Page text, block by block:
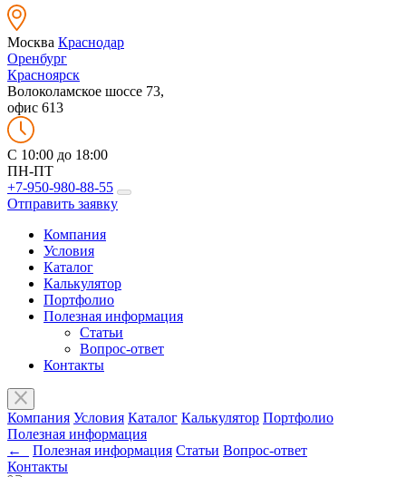
Москва Краснодар
Оренбург
Красноярск
Волоколамское шоссе 73,
офис 613
C 10:00 до 18:00
ПН-ПТ
+7-950-980-88-55
Отправить заявку
Компания
Условия
Каталог
Калькулятор
Портфолио
Полезная информация
Статьи
Вопрос-ответ
Контакты
Компания Условия Каталог Калькулятор Портфолио
Полезная информация
←
Полезная информация Статьи Вопрос-ответ
Контакты